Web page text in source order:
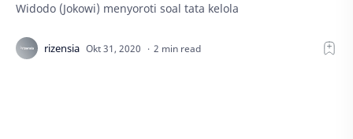
Widodo (Jokowi) menyoroti soal tata kelola
2 min read